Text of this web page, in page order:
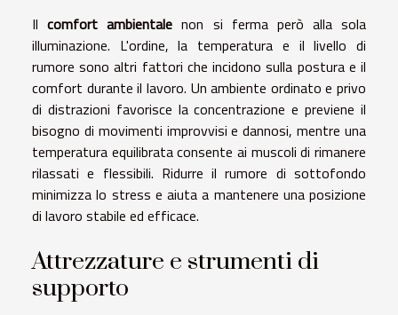
Ilcomfort ambientale non si ferma però alla sola
illuminazione. L'ordine, la temperatura e il livello di
rumore sono altri fattori che incidono sulla postura e il
comfort durante il lavoro. Un ambiente ordinato e privo
di distrazioni favorisce la concentrazione e previene il
bisogno di movimenti improvvisi e dannosi, mentre una
temperatura equilibrata consente ai muscoli di rimanere
rilassati e flessibili. Ridurre il rumore di sottofondo
minimizza lo stress e aiuta a mantenere una posizione
di lavoro stabile ed efficace.
Attrezzature e strumenti di
supporto